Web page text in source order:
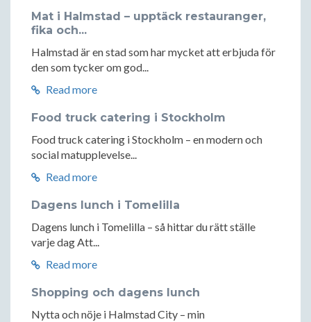
Mat i Halmstad – upptäck restauranger,
fika och...
Halmstad är en stad som har mycket att erbjuda för
den som tycker om god...
Read more
Food truck catering i Stockholm
Food truck catering i Stockholm – en modern och
social matupplevelse...
Read more
Dagens lunch i Tomelilla
Dagens lunch i Tomelilla – så hittar du rätt ställe
varje dag Att...
Read more
Shopping och dagens lunch
Nytta och nöje i Halmstad City – min